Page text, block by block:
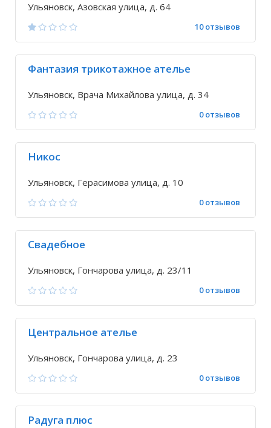
Ульяновск, Азовская улица, д. 64
10 отзывов
Фантазия трикотажное ателье
Ульяновск, Врача Михайлова улица, д. 34
0 отзывов
Никос
Ульяновск, Герасимова улица, д. 10
0 отзывов
Свадебное
Ульяновск, Гончарова улица, д. 23/11
0 отзывов
Центральное ателье
Ульяновск, Гончарова улица, д. 23
0 отзывов
Радуга плюс